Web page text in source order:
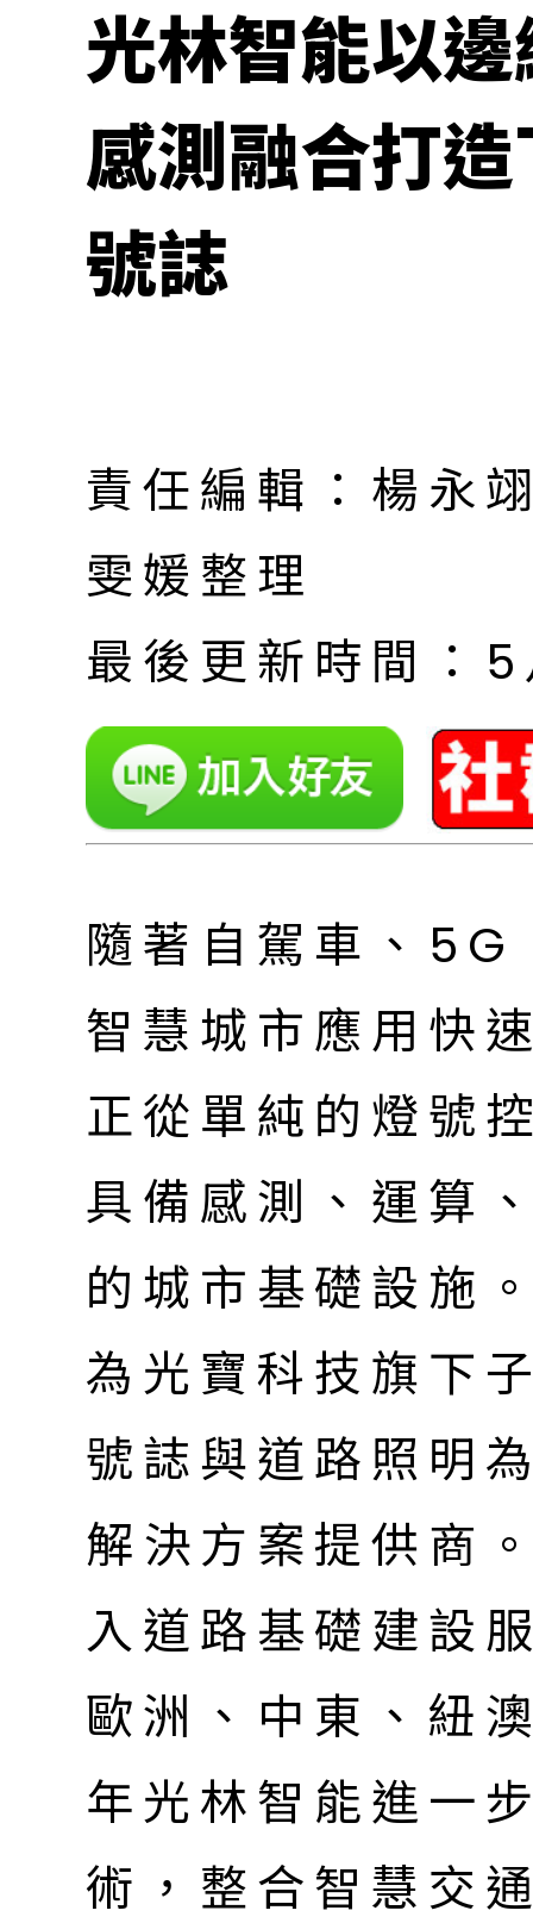
光林智能以
感測融合打
號誌
責任編輯：楊永
雯媛整理
最後更新時間
隨著自駕車、
智慧城市應用快
正從單純的燈號
具備感測、運算
的城市基礎設施
為光寶科技旗下
號誌與道路照明
解決方案提供商
入道路基礎建設
歐洲、中東、紐
年光林智能進一
術，整合智慧交